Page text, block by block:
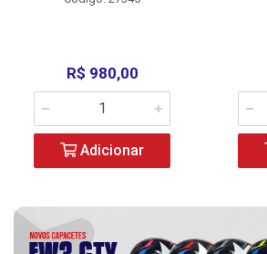
R$ 980,00
Adicionar